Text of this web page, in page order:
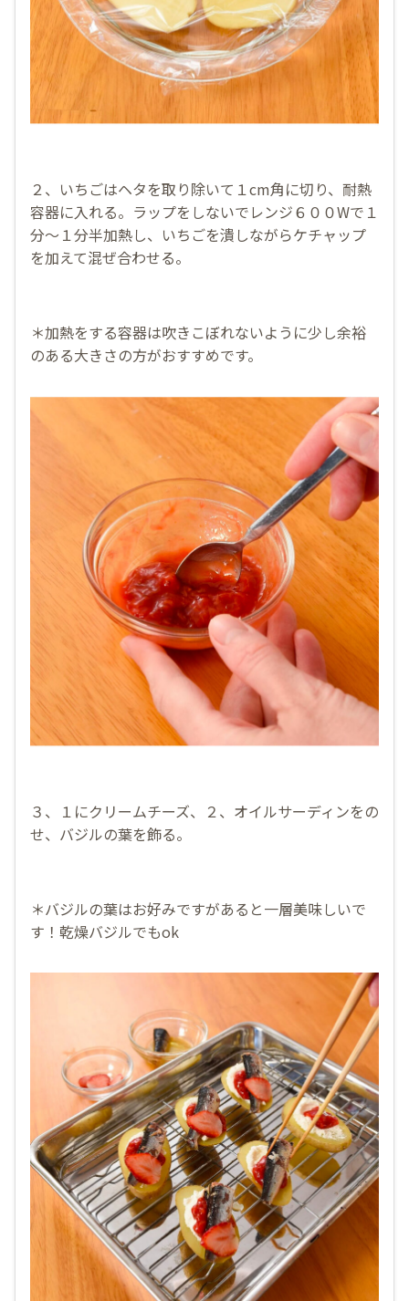
２、いちごはヘタを取り除いて１cm角に切り、耐熱
容器に入れる。ラップをしないでレンジ６００Wで１
分〜１分半加熱し、いちごを潰しながらケチャップ
を加えて混ぜ合わせる。
＊加熱をする容器は吹きこぼれないように少し余裕
のある大きさの方がおすすめです。
３、１にクリームチーズ、２、オイルサーディンをの
せ、バジルの葉を飾る。
＊バジルの葉はお好みですがあると一層美味しいで
す！乾燥バジルでもok